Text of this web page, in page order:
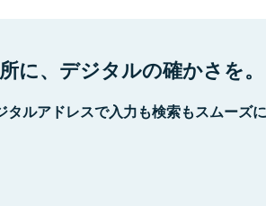
に、デジタルの確かさを。
タルアドレスで入力も検索もスムーズ